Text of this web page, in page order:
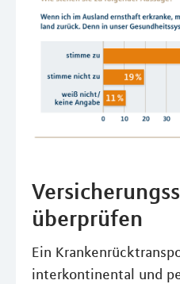
überprüfen
Ein
interkontinental und